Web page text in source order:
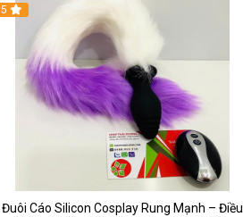
5
Đuôi Cáo Silicon Cosplay Rung Mạnh – Điều